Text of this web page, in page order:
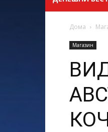
Дома
Магазин